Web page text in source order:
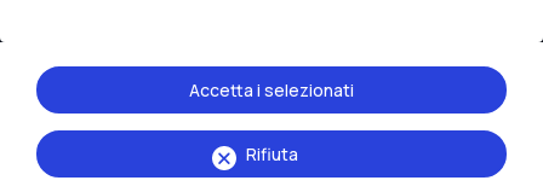
Sedi
Milano Leonardo
Rifiuta
Accetta i selezionati